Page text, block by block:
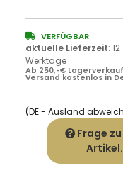
VERFÜGBAR
aktuelle Lieferzeit:
Werktage
Ab 250,-€
Versand kostenlos in
(DE - Ausland
Frage